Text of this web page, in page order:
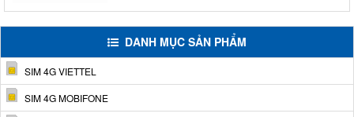
DANH MỤC SẢN PHẨM
SIM 4G VIETTEL
SIM 4G MOBIFONE